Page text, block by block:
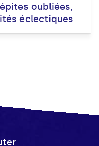
oubliées,
éclectiques